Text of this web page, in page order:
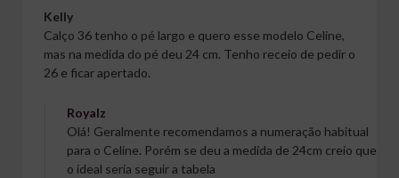
Kelly
Calço 36 tenho o pé largo e quero esse modelo Celine,
mas na medida do pé deu 24 cm. Tenho receio de pedir o
26 e ficar apertado.
Royalz
Olá! Geralmente recomendamos a numeração habitual
para o Celine. Porém se deu a medida de 24cm creio que
o ideal seria seguir a tabela